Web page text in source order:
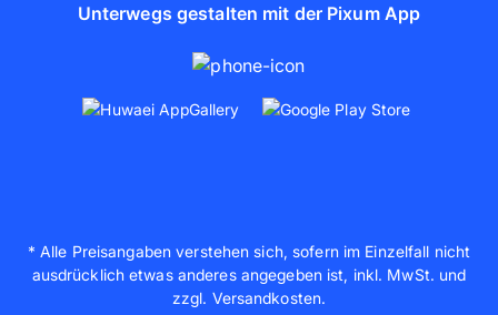
Unterwegs gestalten mit der Pixum App
* Alle Preisangaben verstehen sich, sofern im Einzelfall nicht
ausdrücklich etwas anderes angegeben ist, inkl. MwSt. und
zzgl. Versandkosten.